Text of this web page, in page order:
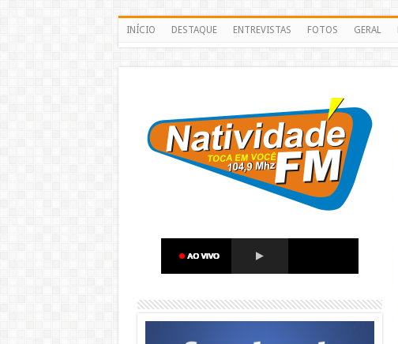
INÍCIO DESTAQUE ENTREVISTAS FOTOS GERAL